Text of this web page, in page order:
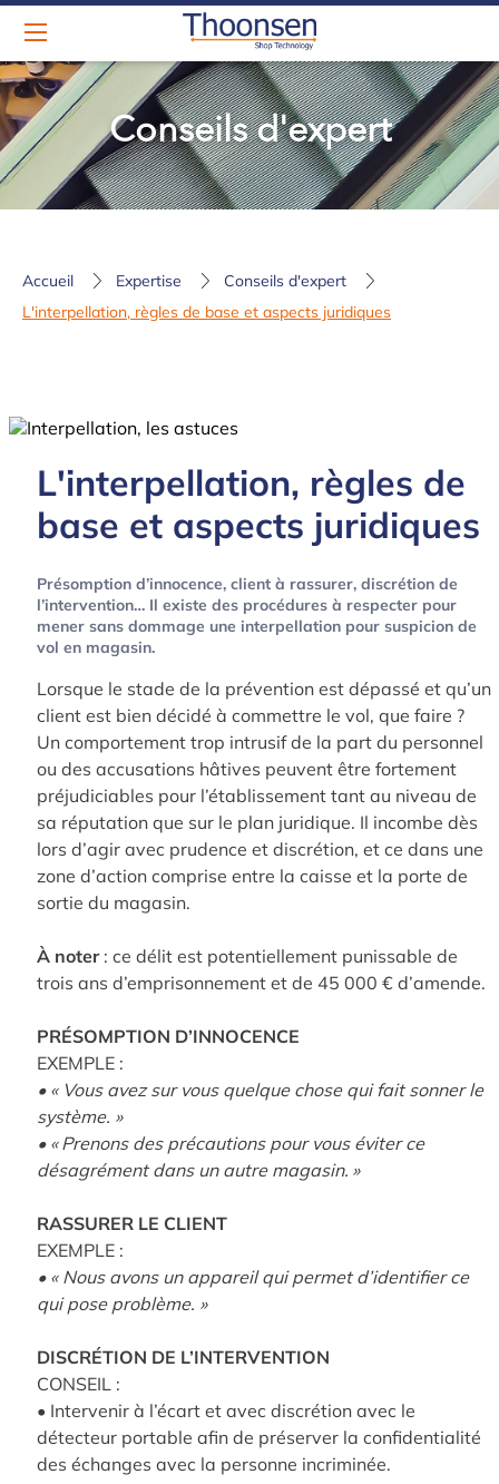
Conseils d'expert
Accueil Expertise
Conseils d'expert
L'interpellation, règles de base et aspects juridiques
L'interpellation, règles de
base et aspects juridiques
Présomption d’innocence, client à rassurer, discrétion de
l’intervention… Il existe des procédures à respecter pour
mener sans dommage une interpellation pour suspicion de
vol en magasin.
Lorsque le stade de la prévention est dépassé et qu’un
client est bien décidé à commettre le vol, que faire ?
Un comportement trop intrusif de la part du personnel
ou des accusations hâtives peuvent être fortement
préjudiciables pour l’établissement tant au niveau de
sa réputation que sur le plan juridique. Il incombe dès
lors d’agir avec prudence et discrétion, et ce dans une
zone d’action comprise entre la caisse et la porte de
sortie du magasin.
À noter: ce délit est potentiellement punissable de
trois ans d’emprisonnement et de 45 000 € d’amende.
PRÉSOMPTION D’INNOCENCE
EXEMPLE :
• « Vous avez sur vous quelque chose qui fait sonner le
système. »
• « Prenons des précautions pour vous éviter ce
désagrément dans un autre magasin. »
RASSURER LE CLIENT
EXEMPLE :
• « Nous avons un appareil qui permet d’identifier ce
qui pose problème. »
DISCRÉTION DE L’INTERVENTION
CONSEIL :
• Intervenir à l’écart et avec discrétion avec le
détecteur portable afin de préserver la confidentialité
des échanges avec la personne incriminée.